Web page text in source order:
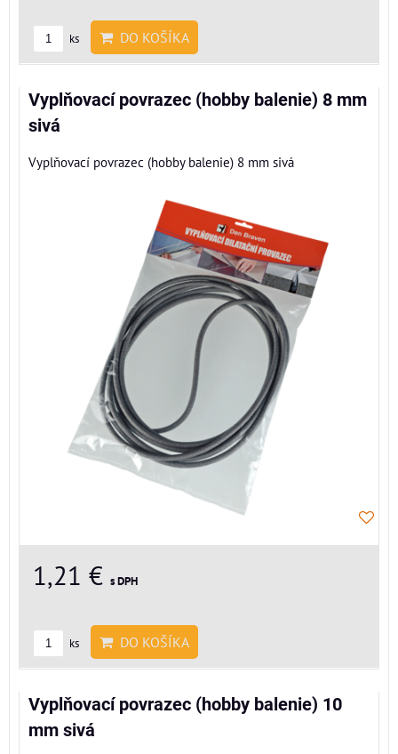
ks DO KOŠÍKA
Vyplňovací povrazec (hobby balenie) 8 mm
sivá
Vyplňovací povrazec (hobby balenie) 8 mm sivá
1,21 € s DPH
ks DO KOŠÍKA
Vyplňovací povrazec (hobby balenie) 10
mm sivá